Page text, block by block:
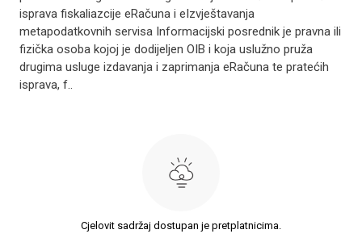
isprava fiskaliazcije eRačuna i eIzvještavanja
metapodatkovnih servisa Informacijski posrednik je pravna ili
fizička osoba kojoj je dodijeljen OIB i koja uslužno pruža
drugima usluge izdavanja i zaprimanja eRačuna te pratećih
isprava, f..
Cjelovit sadržaj dostupan je pretplatnicima.